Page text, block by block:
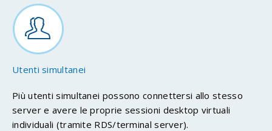
Utenti simultanei
Più utenti simultanei possono connettersi allo stesso
server e avere le proprie sessioni desktop virtuali
individuali (tramite RDS/terminal server).